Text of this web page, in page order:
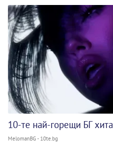
10-те най-горещи БГ
MelomanBG - 10te.bg